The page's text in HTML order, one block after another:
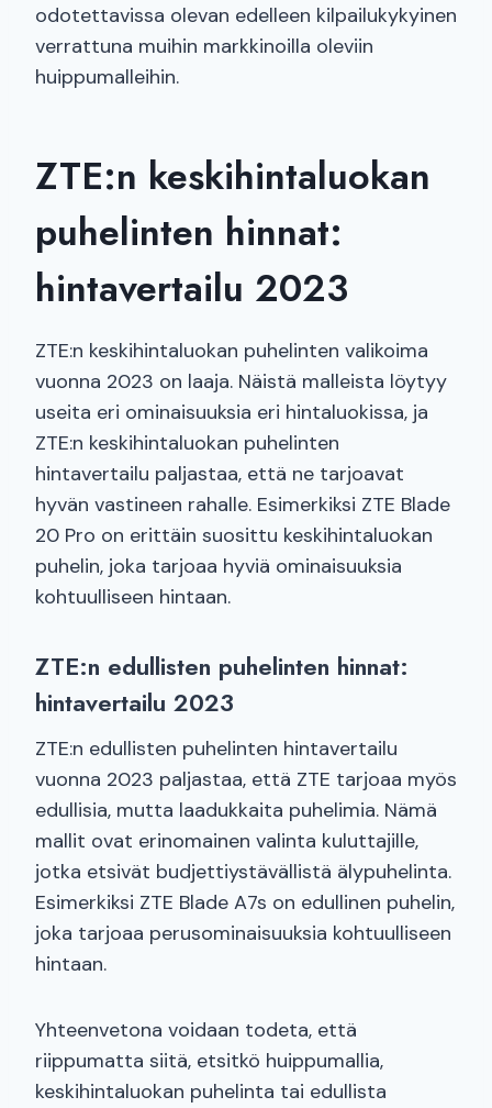
odotettavissa olevan edelleen kilpailukykyinen
verrattuna muihin markkinoilla oleviin
huippumalleihin.
ZTE:n keskihintaluokan
puhelinten hinnat:
hintavertailu 2023
ZTE:n keskihintaluokan puhelinten valikoima
vuonna 2023 on laaja. Näistä malleista löytyy
useita eri ominaisuuksia eri hintaluokissa, ja
ZTE:n keskihintaluokan puhelinten
hintavertailu paljastaa, että ne tarjoavat
hyvän vastineen rahalle. Esimerkiksi ZTE Blade
20 Pro on erittäin suosittu keskihintaluokan
puhelin, joka tarjoaa hyviä ominaisuuksia
kohtuulliseen hintaan.
ZTE:n edullisten puhelinten hinnat:
hintavertailu 2023
ZTE:n edullisten puhelinten hintavertailu
vuonna 2023 paljastaa, että ZTE tarjoaa myös
edullisia, mutta laadukkaita puhelimia. Nämä
mallit ovat erinomainen valinta kuluttajille,
jotka etsivät budjettiystävällistä älypuhelinta.
Esimerkiksi ZTE Blade A7s on edullinen puhelin,
joka tarjoaa perusominaisuuksia kohtuulliseen
hintaan.
Yhteenvetona voidaan todeta, että
riippumatta siitä, etsitkö huippumallia,
keskihintaluokan puhelinta tai edullista